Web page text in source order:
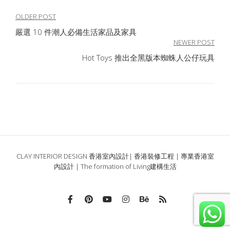
文
章
OLDER POST
嚴選 10 件潮人必備生活家品及家具
NEWER POST
Hot Toys 推出全黑版本蜘蛛人公仔玩具
CLAY INTERIOR DESIGN 香港室內設計| 香港裝修工程 | 專業香港室
內設計 | The formation of Living建構生活